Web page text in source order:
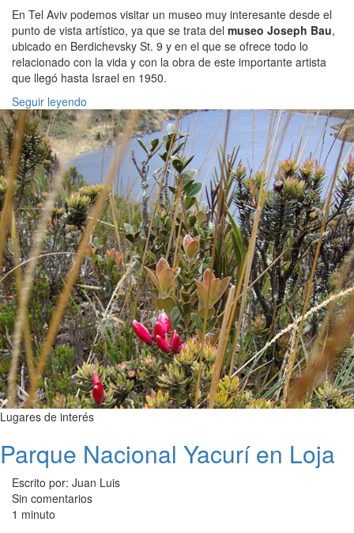
En Tel Aviv podemos visitar un museo muy interesante desde el
punto de vista artístico, ya que se trata del museo Joseph Bau,
ubicado en Berdichevsky St. 9 y en el que se ofrece todo lo
relacionado con la vida y con la obra de este importante artista
que llegó hasta Israel en 1950.
Seguir leyendo
Lugares de interés
Parque Nacional Yacurí en Loja
Escrito por: Juan Luis
Sin comentarios
1 minuto